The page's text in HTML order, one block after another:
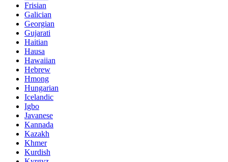
Frisian
Galician
Georgian
Gujarati
Haitian
Hausa
Hawaiian
Hebrew
Hmong
Hungarian
Icelandic
Igbo
Javanese
Kannada
Kazakh
Khmer
Kurdish